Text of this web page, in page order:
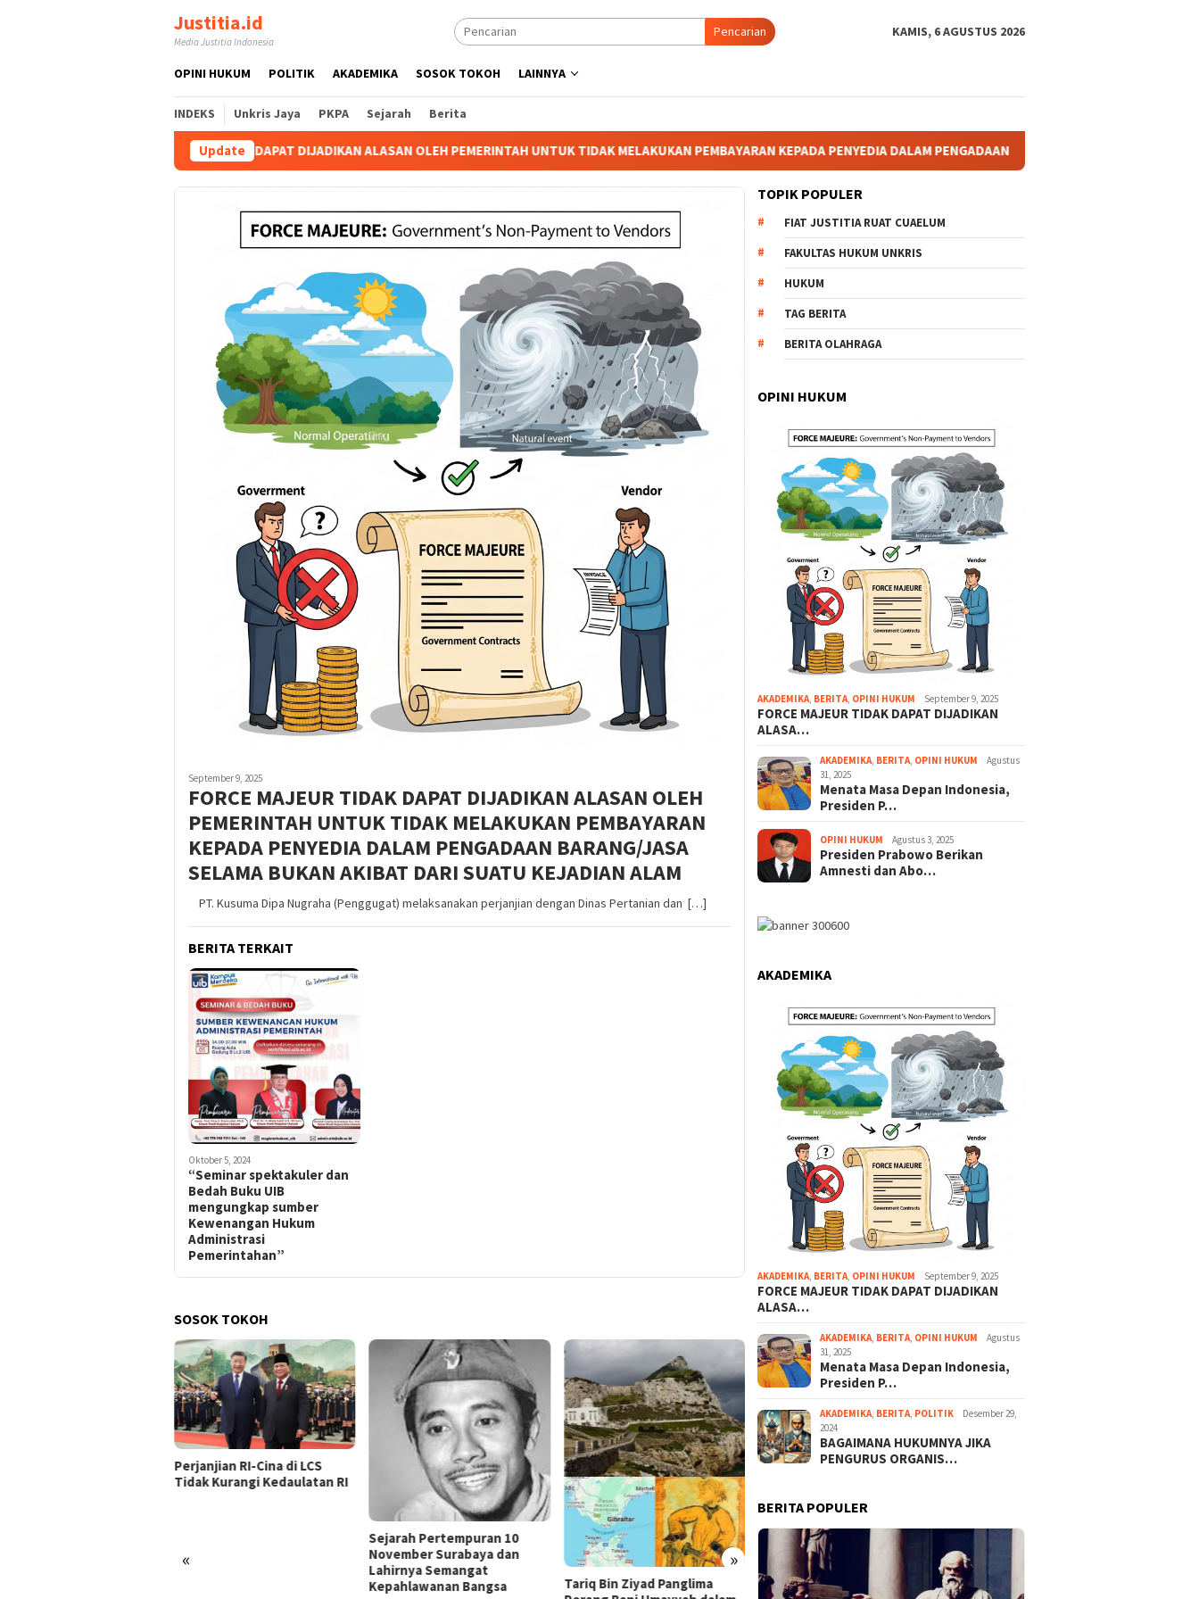
Justitia.id
Media Justitia Indonesia
Pencarian KAMIS, 6 AGUSTUS 2026
OPINI HUKUM POLITIK AKADEMIKA SOSOK TOKOH LAINNYA
INDEKS Unkris Jaya PKPA Sejarah Berita
Update
MAJEUR TIDAK DAPAT DIJADIKAN ALASAN OLEH PEMERINTAH UNTUK TIDAK MELAKUKAN PEMBAYARAN KEPADA PENYEDIA DALAM PENGADAAN BARANG/JASA SELAMA BUKAN AKIBAT DARI SUATU
September 9, 2025
FORCE MAJEUR TIDAK DAPAT DIJADIKAN ALASAN OLEH
PEMERINTAH UNTUK TIDAK MELAKUKAN PEMBAYARAN
KEPADA PENYEDIA DALAM PENGADAAN BARANG/JASA
SELAMA BUKAN AKIBAT DARI SUATU KEJADIAN ALAM
PT. Kusuma Dipa Nugraha (Penggugat) melaksanakan perjanjian dengan Dinas Pertanian dan […]
BERITA TERKAIT
Oktober 5, 2024
“Seminar spektakuler dan
Bedah Buku UIB
mengungkap sumber
Kewenangan Hukum
Administrasi
Pemerintahan”
SOSOK TOKOH
« »
Perjanjian RI-Cina di LCS
Tidak Kurangi Kedaulatan RI
Sejarah Pertempuran 10
November Surabaya dan
Lahirnya Semangat
Kepahlawanan Bangsa
Tariq Bin Ziyad Panglima
TOPIK POPULER
FIAT JUSTITIA RUAT CUAELUM
FAKULTAS HUKUM UNKRIS
HUKUM
TAG BERITA
BERITA OLAHRAGA
OPINI HUKUM
AKADEMIKA BERITA OPINI HUKUM September 9, 2025
FORCE MAJEUR TIDAK DAPAT DIJADIKAN
ALASA…
AKADEMIKA BERITA OPINI HUKUM
Agustus
31, 2025
Menata Masa Depan Indonesia,
Presiden P…
OPINI HUKUM Agustus 3, 2025
Presiden Prabowo Berikan
Amnesti dan Abo…
AKADEMIKA
AKADEMIKA, BERITA, OPINI HUKUM September 9, 2025
FORCE MAJEUR TIDAK DAPAT DIJADIKAN
ALASA…
AKADEMIKA, BERITA, OPINI HUKUM
Agustus
31, 2025
Menata Masa Depan Indonesia,
Presiden P…
AKADEMIKA, BERITA, POLITIK
Desember 29,
2024
BAGAIMANA HUKUMNYA JIKA
PENGURUS ORGANIS…
BERITA POPULER